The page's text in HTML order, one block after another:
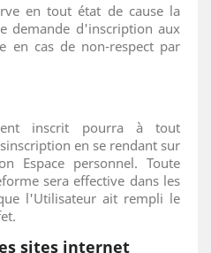
en tout état de cause la
demande d'inscription aux
en cas de non-respect par
inscrit pourra à tout
en se rendant sur
Espace personnel. Toute
sera effective dans les
l'Utilisateur ait rempli le
sites internet